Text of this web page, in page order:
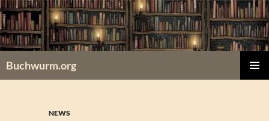
Zum
Inhalt
springen
Buchwurm.org
NEWS